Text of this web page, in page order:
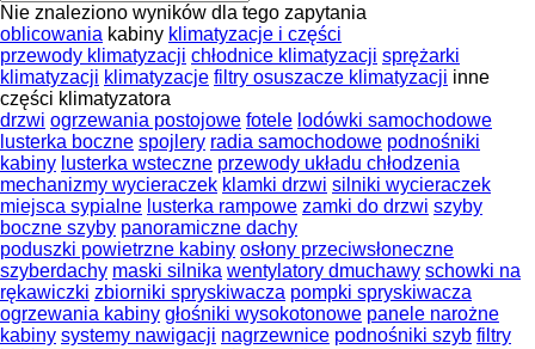
Nie znaleziono wyników dla tego zapytania
oblicowania kabiny klimatyzacje i części
przewody klimatyzacji chłodnice klimatyzacji sprężarki
klimatyzacji klimatyzacje filtry osuszacze klimatyzacji inne
części klimatyzatora
drzwi ogrzewania postojowe fotele lodówki samochodowe
lusterka boczne spojlery radia samochodowe podnośniki
kabiny lusterka wsteczne przewody układu chłodzenia
mechanizmy wycieraczek klamki drzwi silniki wycieraczek
miejsca sypialne lusterka rampowe zamki do drzwi szyby
boczne szyby panoramiczne dachy
poduszki powietrzne kabiny osłony przeciwsłoneczne
szyberdachy maski silnika wentylatory dmuchawy schowki na
rękawiczki zbiorniki spryskiwacza pompki spryskiwacza
ogrzewania kabiny głośniki wysokotonowe panele narożne
kabiny systemy nawigacji nagrzewnice podnośniki szyb filtry